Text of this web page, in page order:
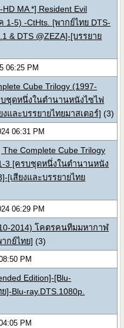
MA *] Resident Evil
1-5) -CtHts. [พากย์ไทย DTS-
& DTS @ZEZA]-[บรรยาย
06:25 PM
Cube Trilogy (1997-
ชุดหนึ่งในตำนานหนังไซไฟ
และบรรยายไทยมาสเตอร์] (3)
06:31 PM
Complete Cube Trilogy
3 [ครบชุดหนึ่งในตำนานหนัง
[เสียงและบรรยายไทย
06:29 PM
2014) โคตรคนทีมมหากาฬ
กย์ไทย] (3)
PM
Edition]-[Blu-
]-Blu-ray.DTS.1080p.
PM